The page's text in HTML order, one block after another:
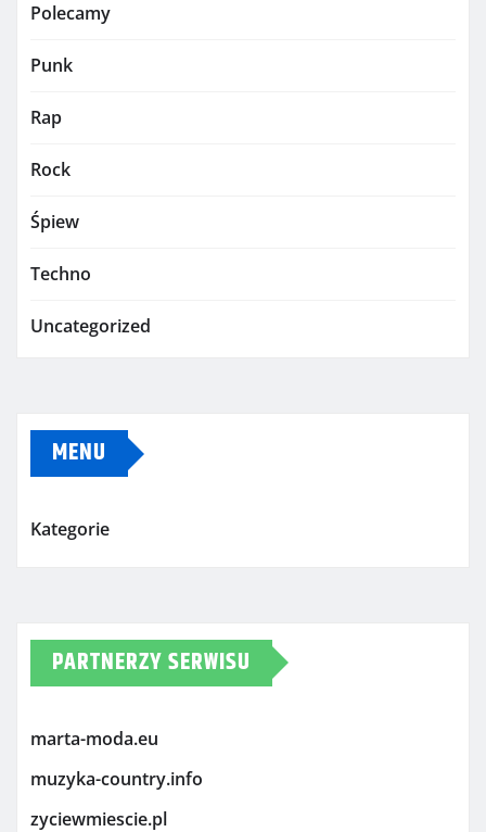
Polecamy
Punk
Rap
Rock
Śpiew
Techno
Uncategorized
MENU
Kategorie
PARTNERZY SERWISU
marta-moda.eu
muzyka-country.info
zyciewmiescie.pl